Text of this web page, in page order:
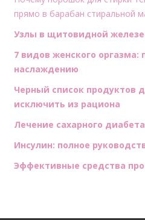
прямо в барабан стиральной
Узлы в щитовидной
7 видов женского оргазма:
наслаждению
Черный список продуктов
исключить из рациона
Лечение сахарного
Инсулин: полное
Эффективные средства